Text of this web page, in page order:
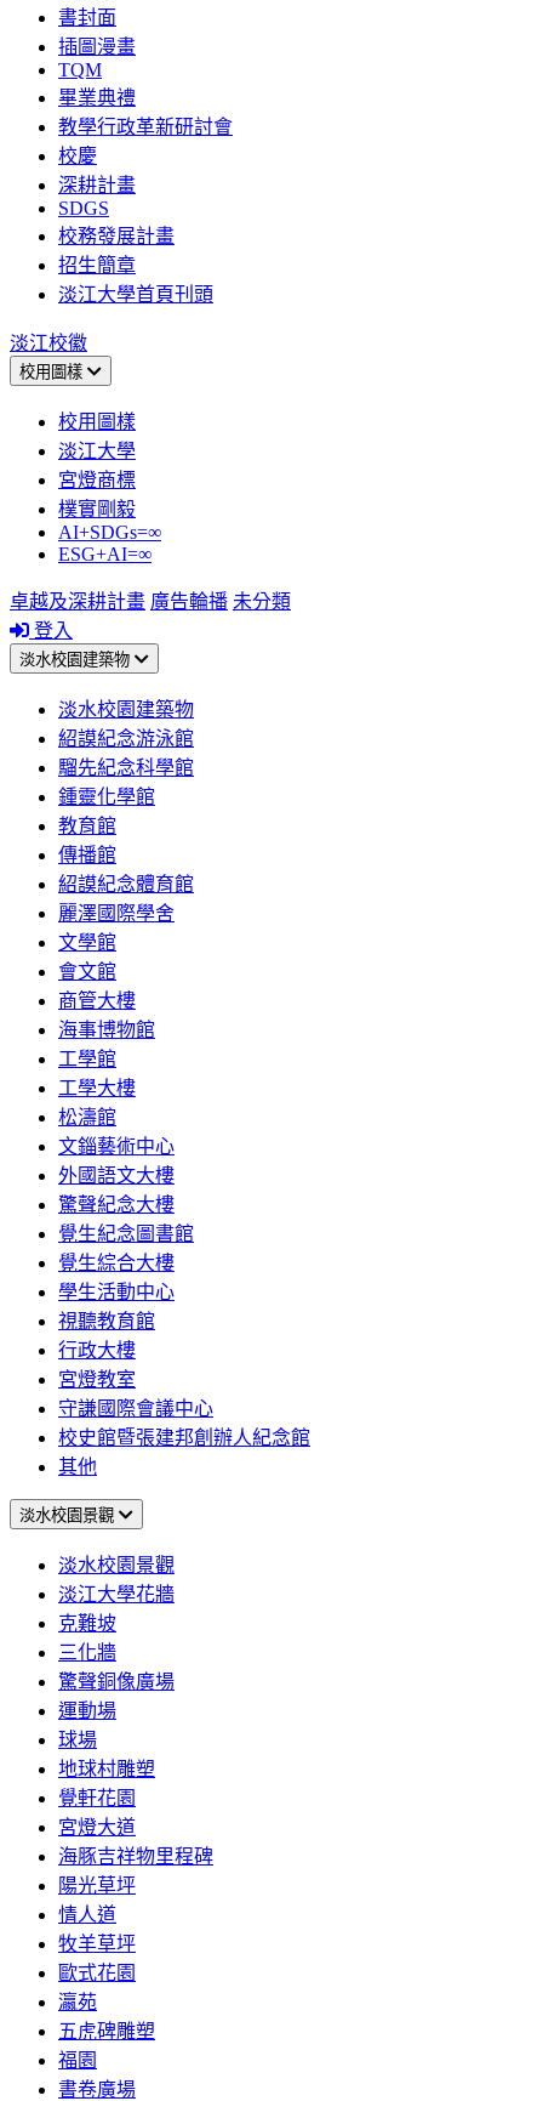
書封面
插圖漫畫
TQM
畢業典禮
教學行政革新研討會
校慶
深耕計畫
SDGS
校務發展計畫
招生簡章
淡江大學首頁刊頭
淡江校徽
校用圖樣
校用圖樣
淡江大學
宮燈商標
樸實剛毅
AI+SDGs=∞
ESG+AI=∞
卓越及深耕計畫 廣告輪播 未分類
登入
淡水校園建築物
淡水校園建築物
紹謨紀念游泳館
騮先紀念科學館
鍾靈化學館
教育館
傳播館
紹謨紀念體育館
麗澤國際學舍
文學館
會文館
商管大樓
海事博物館
工學館
工學大樓
松濤館
文錙藝術中心
外國語文大樓
驚聲紀念大樓
覺生紀念圖書館
覺生綜合大樓
學生活動中心
視聽教育館
行政大樓
宮燈教室
守謙國際會議中心
校史館暨張建邦創辦人紀念館
其他
淡水校園景觀
淡水校園景觀
淡江大學花牆
克難坡
三化牆
驚聲銅像廣場
運動場
球場
地球村雕塑
覺軒花園
宮燈大道
海豚吉祥物里程碑
陽光草坪
情人道
牧羊草坪
歐式花園
瀛苑
五虎碑雕塑
福園
書卷廣場